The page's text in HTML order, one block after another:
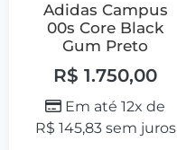
Adidas Campus
00s Core Black
Gum Preto
R$ 1.750,00
Em até 12x de
R$ 145,83sem juros